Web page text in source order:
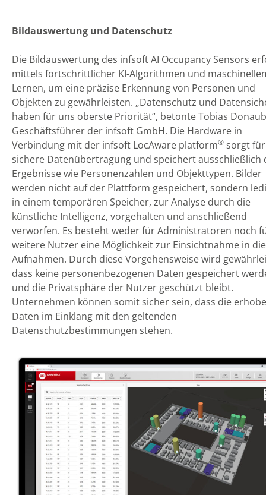
Bildauswertung und Datenschutz
Die Bildauswertung des infsoft AI Occupancy Sensors
mittels fortschrittlicher KI-Algorithmen und
Lernen, um eine präzise Erkennung von Personen und
Objekten zu gewährleisten. „Datenschutz und
haben für uns oberste Priorität“, betonte Tobias
Geschäftsführer der infsoft GmbH. Die Hardware in
Verbindung mit der infsoft LocAware platform® sorgt
sichere Datenübertragung und speichert ausschließlich
Ergebnisse wie Personenzahlen und Objekttypen. Bilder
werden nicht auf der Plattform gespeichert, sondern
in einem temporären Speicher, zur Analyse durch die
künstliche Intelligenz, vorgehalten und anschließend
verworfen. Es besteht weder für Administratoren noch
weitere Nutzer eine Möglichkeit zur Einsichtnahme in die
Aufnahmen. Durch diese Vorgehensweise wird
dass keine personenbezogenen Daten gespeichert
und die Privatsphäre der Nutzer geschützt bleibt.
Unternehmen können somit sicher sein, dass die
Daten im Einklang mit den geltenden
Datenschutzbestimmungen stehen.